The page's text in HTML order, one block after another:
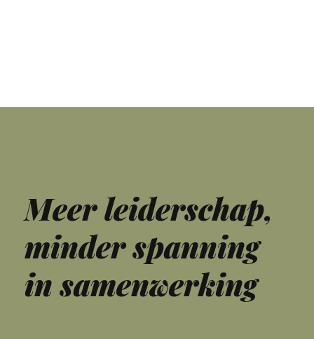
Coachi
Meer leiderschap,
minder spanning
in samenwerking